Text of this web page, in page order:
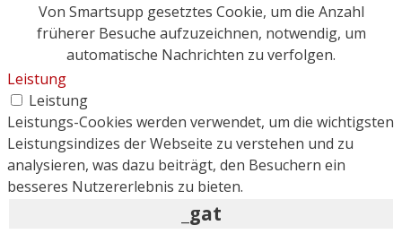
Von Smartsupp gesetztes Cookie, um die Anzahl
früherer Besuche aufzuzeichnen, notwendig, um
automatische Nachrichten zu verfolgen.
Leistung
Leistung
Leistungs-Cookies werden verwendet, um die wichtigsten
Leistungsindizes der Webseite zu verstehen und zu
analysieren, was dazu beiträgt, den Besuchern ein
besseres Nutzererlebnis zu bieten.
_gat